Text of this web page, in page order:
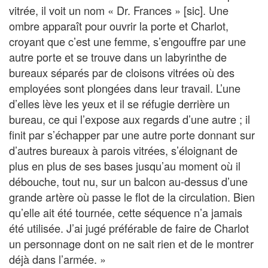
vitrée, il voit un nom « Dr. Frances » [sic]. Une
ombre apparaît pour ouvrir la porte et Charlot,
croyant que c’est une femme, s’engouffre par une
autre porte et se trouve dans un labyrinthe de
bureaux séparés par de cloisons vitrées où des
employées sont plongées dans leur travail. L’une
d’elles lève les yeux et il se réfugie derrière un
bureau, ce qui l’expose aux regards d’une autre ; il
finit par s’échapper par une autre porte donnant sur
d’autres bureaux à parois vitrées, s’éloignant de
plus en plus de ses bases jusqu’au moment où il
débouche, tout nu, sur un balcon au-dessus d’une
grande artère où passe le flot de la circulation. Bien
qu’elle ait été tournée, cette séquence n’a jamais
été utilisée. J’ai jugé préférable de faire de Charlot
un personnage dont on ne sait rien et de le montrer
déjà dans l’armée. »